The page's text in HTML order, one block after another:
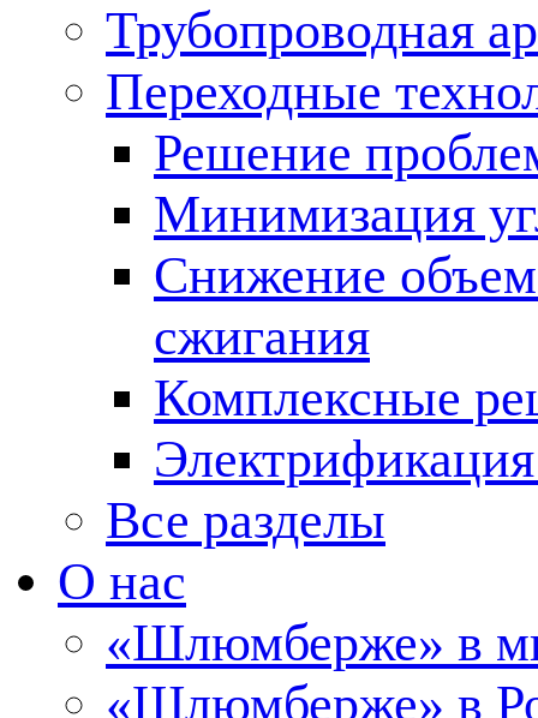
Трубопроводная
Переходные
Решение
Минимизация
Снижение
сжигания
Комплексные
Все разделы
О нас
«Шлюмберже» в
«Шлюмберже» в